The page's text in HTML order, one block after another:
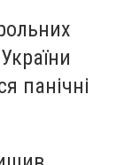
панічні